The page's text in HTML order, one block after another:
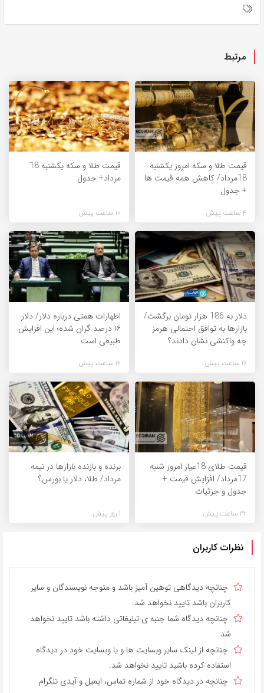
مرتبط
قیمت طلا و سکه امروز یکشنبه
18مرداد/ کاهش همه قیمت ها
+ جدول
4 ساعت پیش
قیمت طلا و سکه یکشنبه 18
مرداد+ جدول
10 ساعت پیش
دلار به 186 هزار تومان برگشت/
بازارها به توافق احتمالی هرمز
چه واکنشی نشان دادند؟
16 ساعت پیش
اظهارات همتی درباره دلار/ دلار
۱۶ درصد گران شده؛ این افزایش
طبیعی است
16 ساعت پیش
قیمت طلای 18عیار امروز شنبه
17مرداد/ افزایش قیمت +
جدول و جزئیات
22 ساعت پیش
برنده‌ و بازنده بازارها در نیمه
مرداد/ طلا، دلار یا بورس؟
1 روز پیش
نظرات کاربران
چنانچه دیدگاهی توهین آمیز باشد و متوجه نویسندگان و سایر
کاربران باشد تایید نخواهد شد.
چنانچه دیدگاه شما جنبه ی تبلیغاتی داشته باشد تایید نخواهد
شد.
چنانچه از لینک سایر وبسایت ها و یا وبسایت خود در دیدگاه
استفاده کرده باشید تایید نخواهد شد.
چنانچه در دیدگاه خود از شماره تماس، ایمیل و آیدی تلگرام